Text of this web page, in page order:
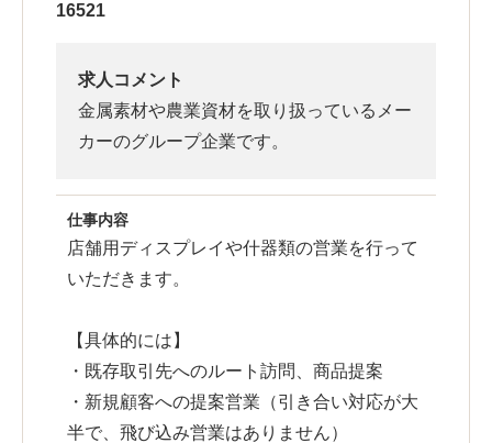
16521
求人コメント
金属素材や農業資材を取り扱っているメー
カーのグループ企業です。
仕事内容
店舗用ディスプレイや什器類の営業を行って
いただきます。
【具体的には】
・既存取引先へのルート訪問、商品提案
・新規顧客への提案営業（引き合い対応が大
半で、飛び込み営業はありません）